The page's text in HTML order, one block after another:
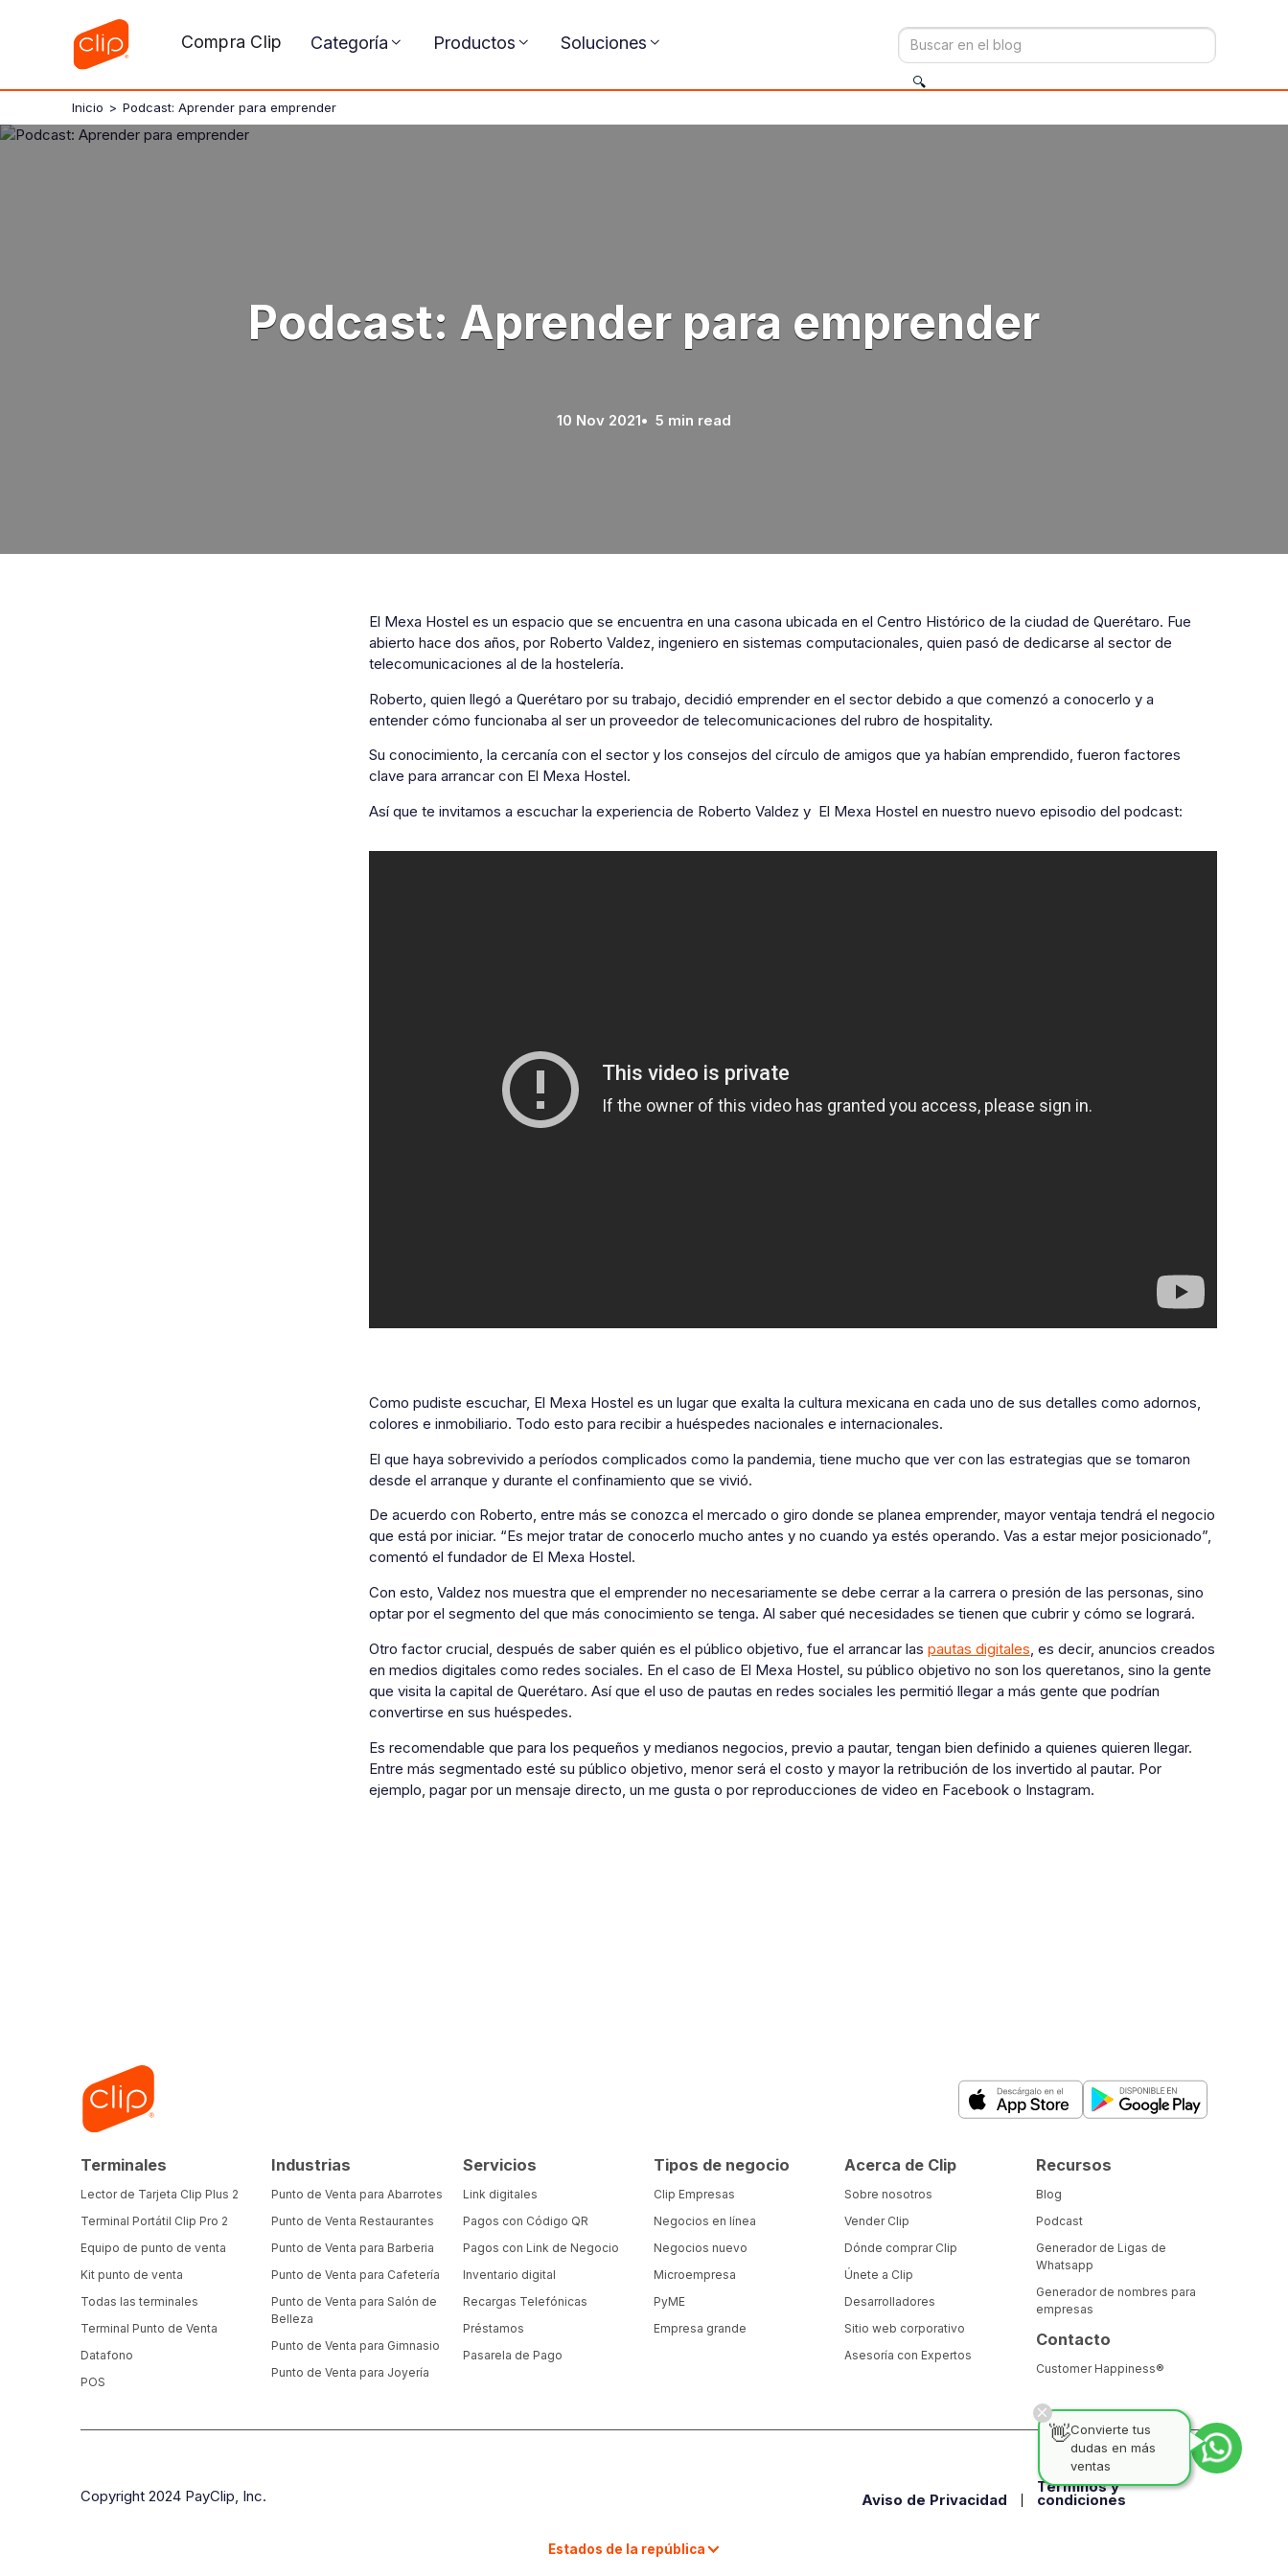
Compra Clip Categoría Productos Soluciones
Inicio > Podcast: Aprender para emprender
Podcast: Aprender para emprender
10 Nov 2021• 5 min read
El Mexa Hostel es un espacio que se encuentra en una casona ubicada en el Centro Histórico de la ciudad de Querétaro. Fue
abierto hace dos años, por Roberto Valdez, ingeniero en sistemas computacionales, quien pasó de dedicarse al sector de
telecomunicaciones al de la hostelería.
Roberto, quien llegó a Querétaro por su trabajo, decidió emprender en el sector debido a que comenzó a conocerlo y a
entender cómo funcionaba al ser un proveedor de telecomunicaciones del rubro de hospitality.
Su conocimiento, la cercanía con el sector y los consejos del círculo de amigos que ya habían emprendido, fueron factores
clave para arrancar con El Mexa Hostel.
Así que te invitamos a escuchar la experiencia de Roberto Valdez y El Mexa Hostel en nuestro nuevo episodio del podcast:
Como pudiste escuchar, El Mexa Hostel es un lugar que exalta la cultura mexicana en cada uno de sus detalles como adornos,
colores e inmobiliario. Todo esto para recibir a huéspedes nacionales e internacionales.
El que haya sobrevivido a períodos complicados como la pandemia, tiene mucho que ver con las estrategias que se tomaron
desde el arranque y durante el confinamiento que se vivió.
De acuerdo con Roberto, entre más se conozca el mercado o giro donde se planea emprender, mayor ventaja tendrá el negocio
que está por iniciar. “Es mejor tratar de conocerlo mucho antes y no cuando ya estés operando. Vas a estar mejor posicionado”,
comentó el fundador de El Mexa Hostel.
Con esto, Valdez nos muestra que el emprender no necesariamente se debe cerrar a la carrera o presión de las personas, sino
optar por el segmento del que más conocimiento se tenga. Al saber qué necesidades se tienen que cubrir y cómo se logrará.
Otro factor crucial, después de saber quién es el público objetivo, fue el arrancar las pautas digitales, es decir, anuncios creados
en medios digitales como redes sociales. En el caso de El Mexa Hostel, su público objetivo no son los queretanos, sino la gente
que visita la capital de Querétaro. Así que el uso de pautas en redes sociales les permitió llegar a más gente que podrían
convertirse en sus huéspedes.
Es recomendable que para los pequeños y medianos negocios, previo a pautar, tengan bien definido a quienes quieren llegar.
Entre más segmentado esté su público objetivo, menor será el costo y mayor la retribución de los invertido al pautar. Por
ejemplo, pagar por un mensaje directo, un me gusta o por reproducciones de video en Facebook o Instagram.
Terminales
Lector de Tarjeta Clip Plus 2
Terminal Portátil Clip Pro 2
Equipo de punto de venta
Kit punto de venta
Todas las terminales
Terminal Punto de Venta
Datafono
POS
Industrias
Punto de Venta para Abarrotes
Punto de Venta Restaurantes
Punto de Venta para Barberia
Punto de Venta para Cafetería
Punto de Venta para Salón de
Belleza
Punto de Venta para Gimnasio
Punto de Venta para Joyería
Servicios
Link digitales
Pagos con Código QR
Pagos con Link de Negocio
Inventario digital
Recargas Telefónicas
Préstamos
Pasarela de Pago
Tipos de negocio
Clip Empresas
Negocios en línea
Negocios nuevo
Microempresa
PyME
Empresa grande
Acerca de Clip
Sobre nosotros
Vender Clip
Dónde comprar Clip
Únete a Clip
Desarrolladores
Sitio web corporativo
Asesoría con Expertos
Recursos
Blog
Podcast
Generador de Ligas de
Whatsapp
Generador de nombres para
empresas
Contacto
Customer Happiness®
Copyright 2024 PayClip, Inc. Aviso de Privacidad
Términos y
condiciones
Estados de la república
👋Convierte tus
dudas en más
ventas